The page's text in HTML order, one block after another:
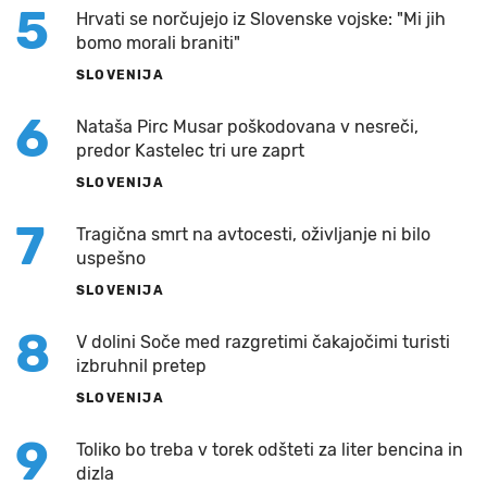
5
Hrvati se norčujejo iz Slovenske vojske: "Mi jih
bomo morali braniti"
SLOVENIJA
6
Nataša Pirc Musar poškodovana v nesreči,
predor Kastelec tri ure zaprt
SLOVENIJA
7
Tragična smrt na avtocesti, oživljanje ni bilo
uspešno
SLOVENIJA
8
V dolini Soče med razgretimi čakajočimi turisti
izbruhnil pretep
SLOVENIJA
9
Toliko bo treba v torek odšteti za liter bencina in
dizla